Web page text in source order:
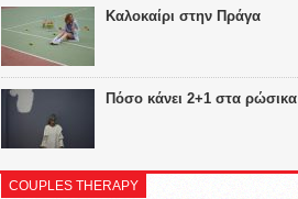
Καλοκαίρι στην Πράγα
Πόσο κάνει 2+1 στα ρώσικα
COUPLES THERAPY